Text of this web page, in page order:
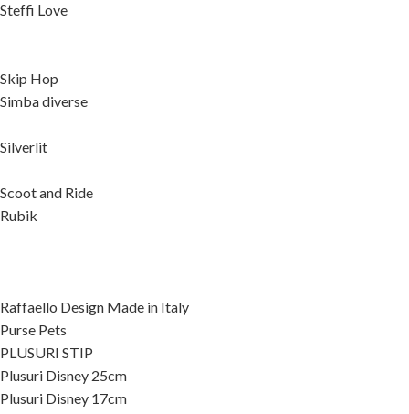
Steffi Love
Skip Hop
Simba diverse
Silverlit
Scoot and Ride
Rubik
Raffaello Design Made in Italy
Purse Pets
PLUSURI STIP
Plusuri Disney 25cm
Plusuri Disney 17cm